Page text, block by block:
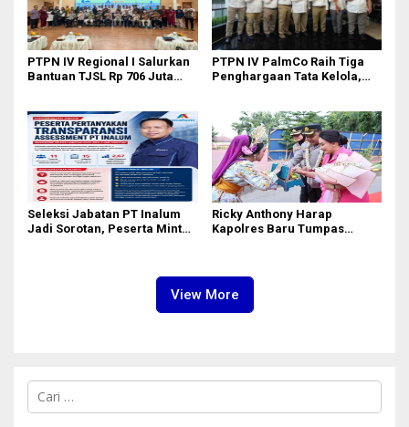
PTPN IV Regional I Salurkan
Bantuan TJSL Rp 706 Juta
PTPN IV PalmCo Raih Tiga
Penghargaan Tata Kelola,
Seleksi Jabatan PT Inalum
Jadi Sorotan, Peserta Minta
Ricky Anthony Harap
Kapolres Baru Tumpas
View More
C